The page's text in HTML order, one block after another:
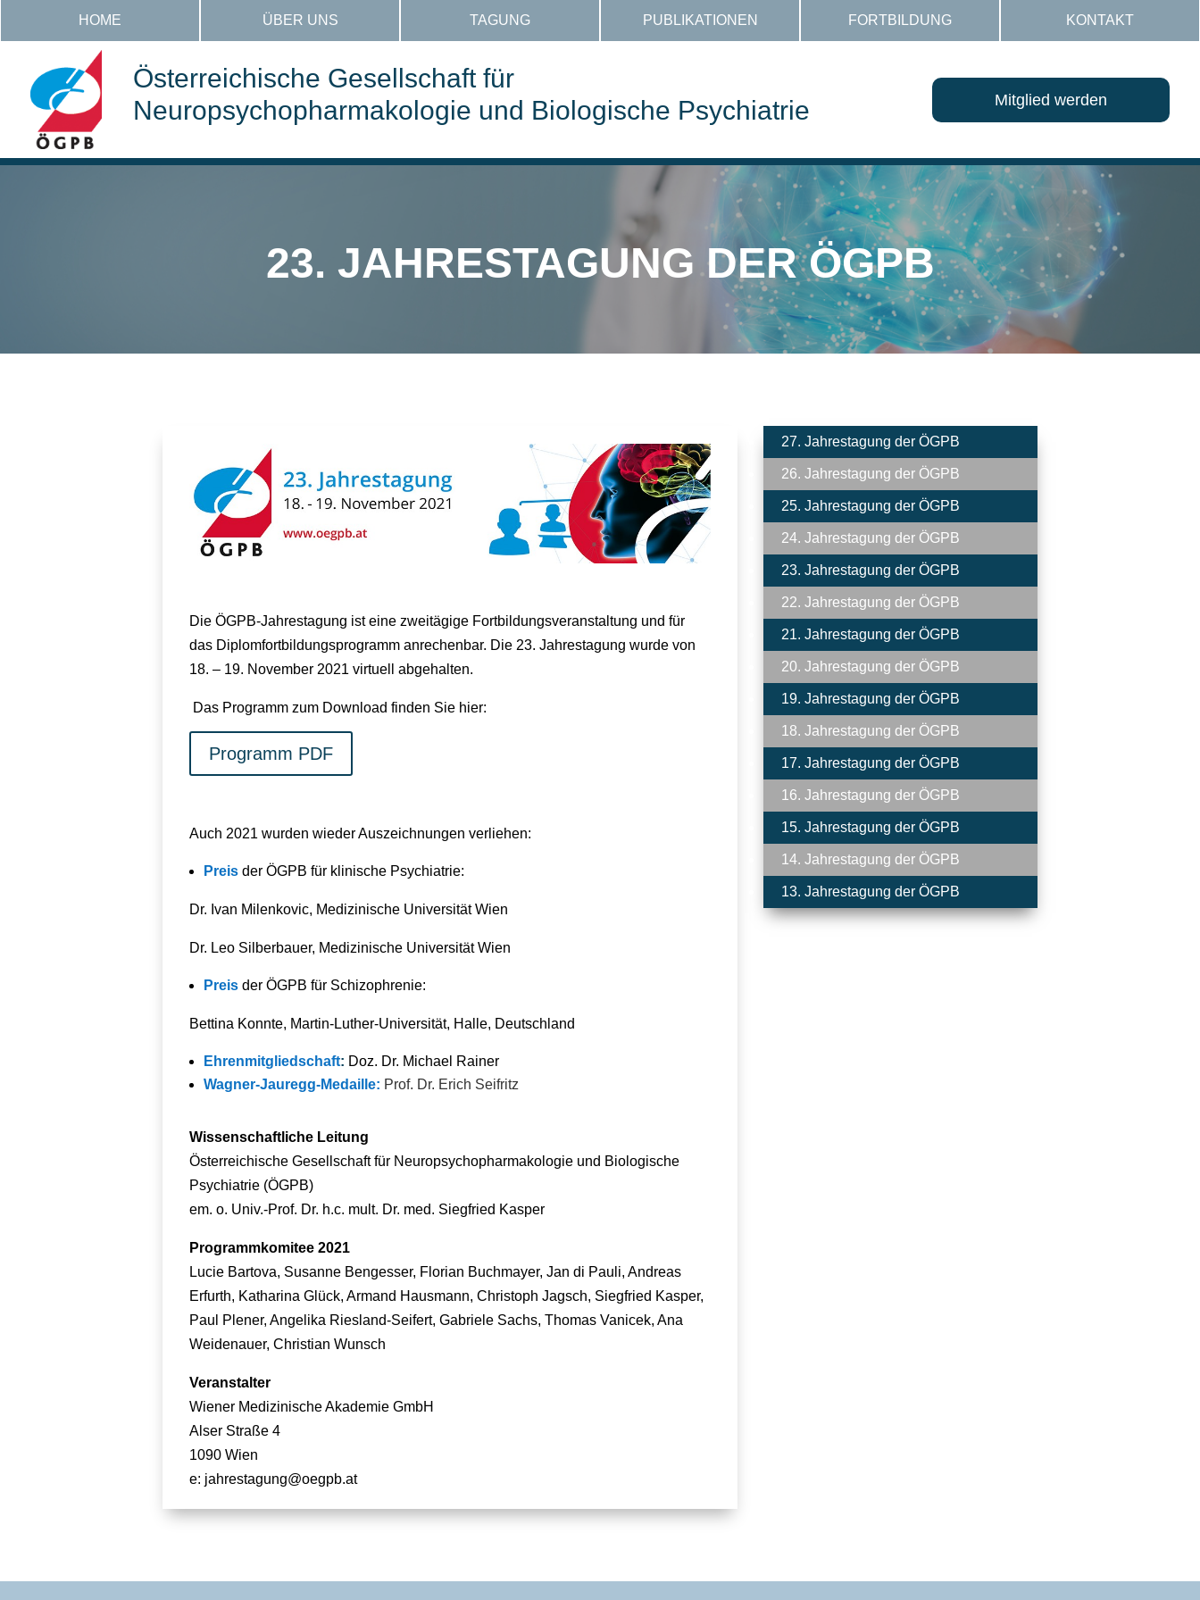
HOME ÜBER UNS TAGUNG PUBLIKATIONEN FORTBILDUNG KONTAKT
Österreichische Gesellschaft für
Neuropsychopharmakologie und Biologische Psychiatrie
Mitglied werden
23. JAHRESTAGUNG DER ÖGPB
Die ÖGPB-Jahrestagung ist eine zweitägige Fortbildungsveranstaltung und für
das Diplomfortbildungsprogramm anrechenbar. Die 23. Jahrestagung wurde von
18. – 19. November 2021 virtuell abgehalten.
Das Programm zum Download finden Sie hier:
Programm PDF
Auch 2021 wurden wieder Auszeichnungen verliehen:
Preis der ÖGPB für klinische Psychiatrie:
Dr. Ivan Milenkovic, Medizinische Universität Wien
Dr. Leo Silberbauer, Medizinische Universität Wien
Preis der ÖGPB für Schizophrenie:
Bettina Konnte, Martin-Luther-Universität, Halle, Deutschland
Ehrenmitgliedschaft: Doz. Dr. Michael Rainer
Wagner-Jauregg-Medaille: Prof. Dr. Erich Seifritz
Wissenschaftliche Leitung
Österreichische Gesellschaft für Neuropsychopharmakologie und Biologische
Psychiatrie (ÖGPB)
em. o. Univ.-Prof. Dr. h.c. mult. Dr. med. Siegfried Kasper
Programmkomitee 2021
Lucie Bartova, Susanne Bengesser, Florian Buchmayer, Jan di Pauli, Andreas
Erfurth, Katharina Glück, Armand Hausmann, Christoph Jagsch, Siegfried Kasper,
Paul Plener, Angelika Riesland-Seifert, Gabriele Sachs, Thomas Vanicek, Ana
Weidenauer, Christian Wunsch
Veranstalter
Wiener Medizinische Akademie GmbH
Alser Straße 4
1090 Wien
e: jahrestagung@oegpb.at
27. Jahrestagung der ÖGPB
26. Jahrestagung der ÖGPB
25. Jahrestagung der ÖGPB
24. Jahrestagung der ÖGPB
23. Jahrestagung der ÖGPB
22. Jahrestagung der ÖGPB
21. Jahrestagung der ÖGPB
20. Jahrestagung der ÖGPB
19. Jahrestagung der ÖGPB
18. Jahrestagung der ÖGPB
17. Jahrestagung der ÖGPB
16. Jahrestagung der ÖGPB
15. Jahrestagung der ÖGPB
14. Jahrestagung der ÖGPB
13. Jahrestagung der ÖGPB